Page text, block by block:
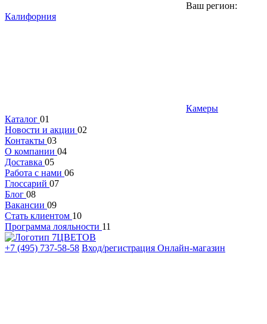
Ваш регион:
Калифорния
Камеры
Каталог 01
Новости и акции 02
Контакты 03
О компании 04
Доставка 05
Работа с нами 06
Глоссарий 07
Блог 08
Вакансии 09
Стать клиентом 10
Программа лояльности 11
+7 (495) 737-58-58 Вход/регистрация Онлайн-магазин